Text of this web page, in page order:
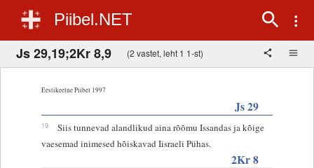
Piibel.NET
Js 29,19;2Kr 8,9 (2 vastet, leht 1 1-st)
Eestikeelne Piibel 1997
Js 29
19
Siis tunnevad alandlikud aina rõõmu Issandas ja kõige
vaesemad inimesed hõiskavad Iisraeli Pühas.
2Kr 8